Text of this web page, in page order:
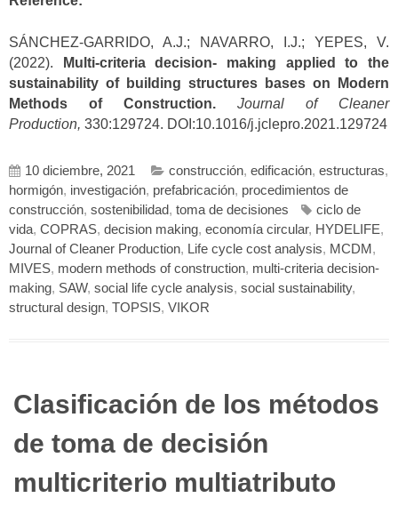
SÁNCHEZ-GARRIDO, A.J.; NAVARRO, I.J.; YEPES, V.
(2022).
Multi-criteria decision- making applied to the
sustainability of building structures bases on Modern
Methods of Construction.
Journal of Cleaner
Production, 330:129724. DOI:10.1016/j.jclepro.2021.129724
10 diciembre, 2021 construcción, edificación, estructuras,
hormigón, investigación, prefabricación, procedimientos de
construcción, sostenibilidad, toma de decisiones
ciclo de
vida, COPRAS, decision making, economía circular, HYDELIFE,
Journal of Cleaner Production, Life cycle cost analysis, MCDM ,
MIVES, modern methods of construction, multi-criteria decision-
making, SAW, social life cycle analysis, social sustainability,
structural design, TOPSIS, VIKOR
Clasificación de los métodos
de toma de decisión
multicriterio multiatributo